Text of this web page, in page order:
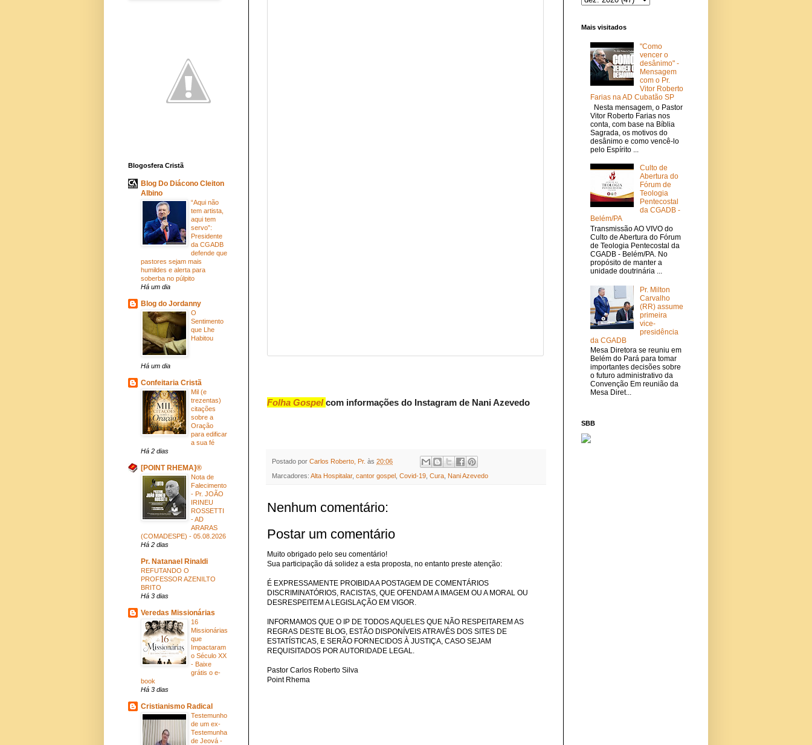
Folha Gospelcom informações do Instagram de Nani Azevedo
Postado por Carlos Roberto, Pr. às 20:06
Marcadores: Alta Hospitalar, cantor gospel Covid-19 Cura Nani Azevedo
Nenhum comentário:
Postar um comentário
Muito obrigado pelo seu comentário!
Sua participação dá solidez a esta proposta, no entanto preste atenção:
É EXPRESSAMENTE PROIBIDA A POSTAGEM DE COMENTÁRIOS
DISCRIMINATÓRIOS, RACISTAS, QUE OFENDAM A IMAGEM OU A MORAL OU
DESRESPEITEM A LEGISLAÇÃO EM VIGOR.
INFORMAMOS QUE O IP DE TODOS AQUELES QUE NÃO RESPEITAREM AS
REGRAS DESTE BLOG, ESTÃO DISPONÍVEIS ATRAVÉS DOS SITES DE
ESTATÍSTICAS, E SERÃO FORNECIDOS À JUSTIÇA, CASO SEJAM
REQUISITADOS POR AUTORIDADE LEGAL.
Pastor Carlos Roberto Silva
Point Rhema
Blogosfera Cristã
Blog Do Diácono Cleiton
Albino
“Aqui não
tem artista,
aqui tem
servo”:
Presidente
da CGADB
defende que
pastores sejam mais
humildes e alerta para
soberba no púlpito
Há um dia
Blog do Jordanny
O
Sentimento
que Lhe
Habitou
Há um dia
Confeitaria Cristã
Mil (e
trezentas)
citações
sobre a
Oração
para edificar
a sua fé
Há 2 dias
[POINT RHEMA]®
Nota de
Falecimento
- Pr. JOÃO
IRINEU
ROSSETTI
- AD
ARARAS
(COMADESPE) - 05.08.2026
Há 2 dias
Pr. Natanael Rinaldi
REFUTANDO O
PROFESSOR AZENILTO
BRITO
Há 3 dias
Veredas Missionárias
16
Missionárias
que
Impactaram
o Século XX
- Baixe
grátis o e-
book
Há 3 dias
Cristianismo Radical
Testemunho
de um ex-
Testemunha
de Jeová -
Mais visitados
"Como
vencer o
desânimo" -
Mensagem
com o Pr.
Vitor Roberto
Farias na AD Cubatão SP
Nesta mensagem, o Pastor
Vitor Roberto Farias nos
conta, com base na Bíblia
Sagrada, os motivos do
desânimo e como vencê-lo
pelo Espírito ...
Culto de
Abertura do
Fórum de
Teologia
Pentecostal
da CGADB -
Belém/PA
Transmissão AO VIVO do
Culto de Abertura do Fórum
de Teologia Pentecostal da
CGADB - Belém/PA. No
propósito de manter a
unidade doutrinária ...
Pr. Milton
Carvalho
(RR) assume
primeira
vice-
presidência
da CGADB
Mesa Diretora se reuniu em
Belém do Pará para tomar
importantes decisões sobre
o futuro administrativo da
Convenção Em reunião da
Mesa Diret...
SBB